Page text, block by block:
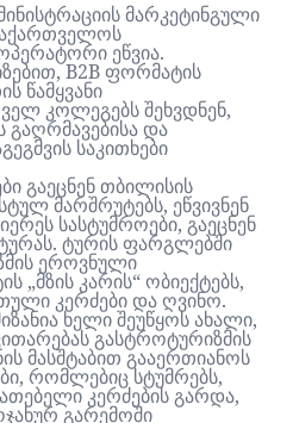
მარკეტინგული
ეწვია.
, B2Bფორმატის
წამყვანი
კოლეგებსშეხვდნენ,
გაღრმავებისადა
საკითხები
გაეცნენთბილისის
მარშრუტებს, ეწვივნენ
სასტუმროები, გაეცნენ
. ტურისფარგლებში
ეროვნული
„მზის კარის“ობიექტებს,
კერძებიდაღვინო.
ხელიშეუწყოსახალი,
გასტროტურიზმის
მასშტაბით გააერთიანოს
, რომლებიცსტუმრებს,
კერძებისგარდა,
გარემოში